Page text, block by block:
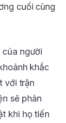
cuối cùng
người
khắc
với trận
sẽ phản
khi họ tiến